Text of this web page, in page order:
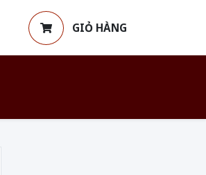
GIỎ HÀNG